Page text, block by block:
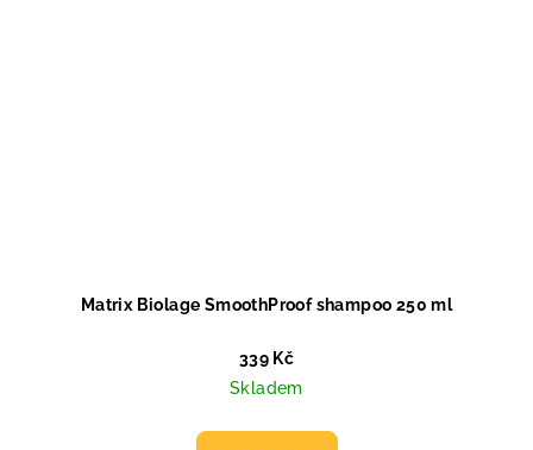
Matrix Biolage SmoothProof shampoo 250 ml
339 Kč
Skladem